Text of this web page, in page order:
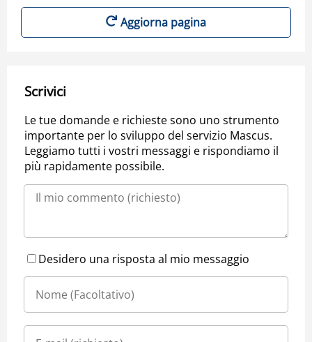
Aggiorna pagina
Scrivici
Le tue domande e richieste sono uno strumento
importante per lo sviluppo del servizio Mascus.
Leggiamo tutti i vostri messaggi e rispondiamo il
più rapidamente possibile.
Desidero una risposta al mio messaggio